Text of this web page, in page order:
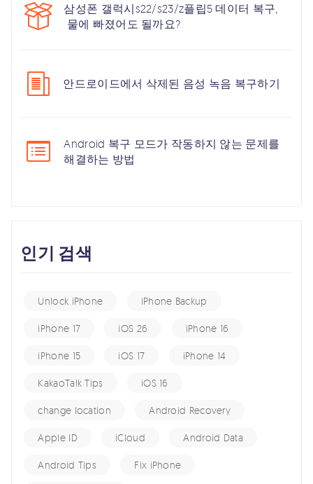
삼성폰 갤럭시s22/s23/z플립5 데이터 복구,
물에 빠졌어도 될까요?
안드로이드에서 삭제된 음성 녹음 복구하기
Android 복구 모드가 작동하지 않는 문제를
해결하는 방법
인기 검색
Unlock iPhone iPhone Backup
iPhone 17 iOS 26 iPhone 16
iPhone 15 iOS 17 iPhone 14
KakaoTalk Tips iOS 16
change location Android Recovery
Apple ID iCloud Android Data
Android Tips Fix iPhone